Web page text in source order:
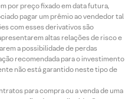
por preço fixado em data futura,
pagar um prêmio ao vendedor tal
com esses derivativos são
altas relações de risco e
a possibilidade de perdas
recomendada para o investimento
não está garantido neste tipo de
para compra ou a venda de uma